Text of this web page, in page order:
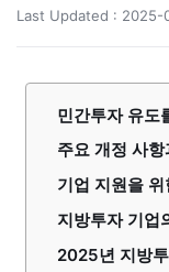
Last Updated : 2025-
민간투자 유도
주요 개정 사항
기업 지원을
지방투자 기업
2025년 지방